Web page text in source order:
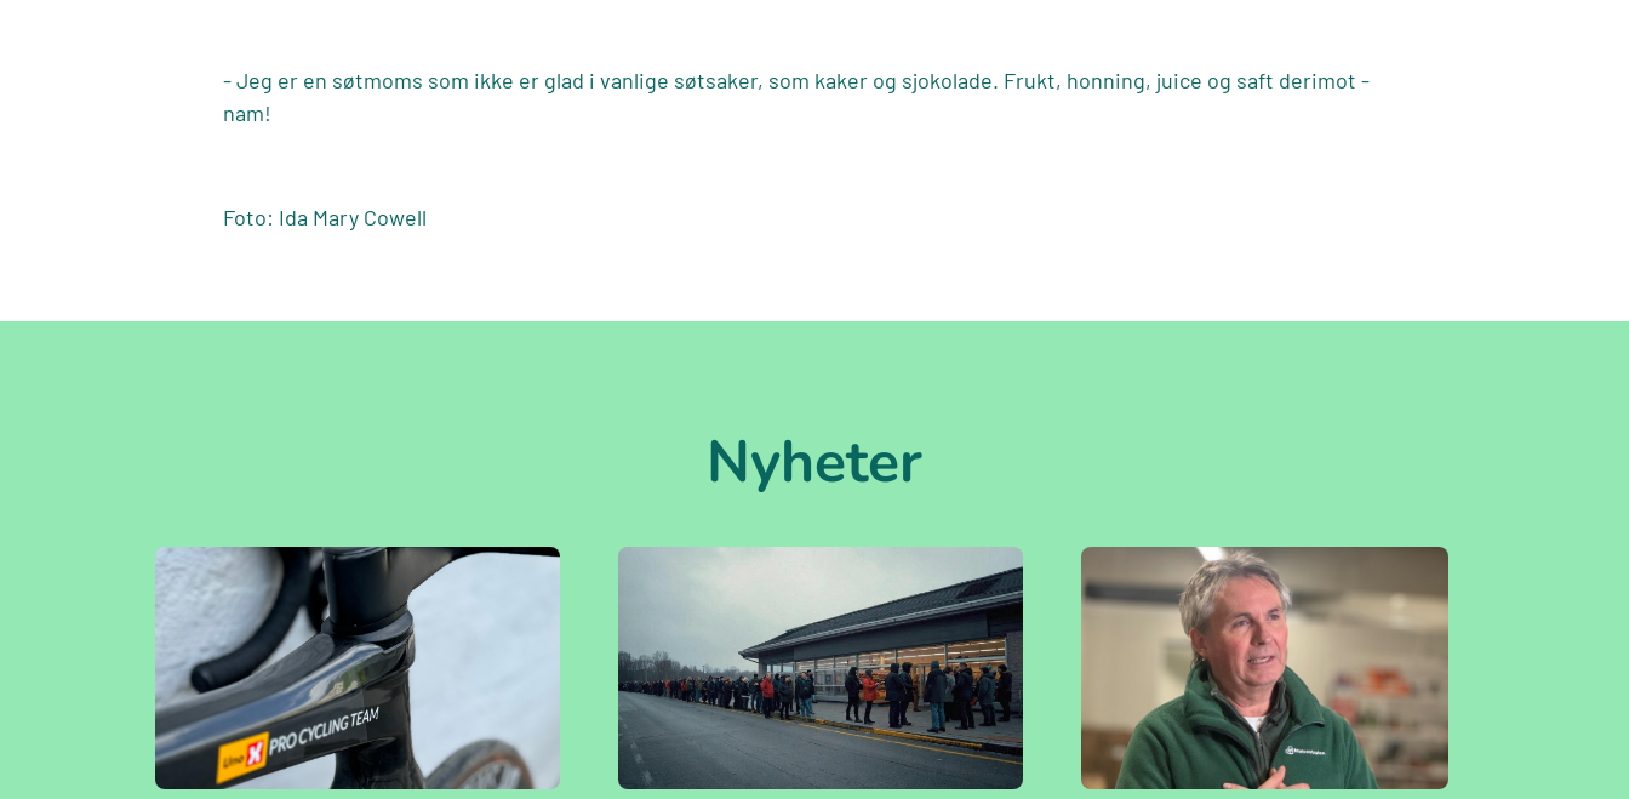
- Jeg er en søtmoms som ikke er glad i vanlige søtsaker, som kaker og sjokolade. Frukt, honning, juice og saft derimot -
nam!
Foto: Ida Mary Cowell
Nyheter